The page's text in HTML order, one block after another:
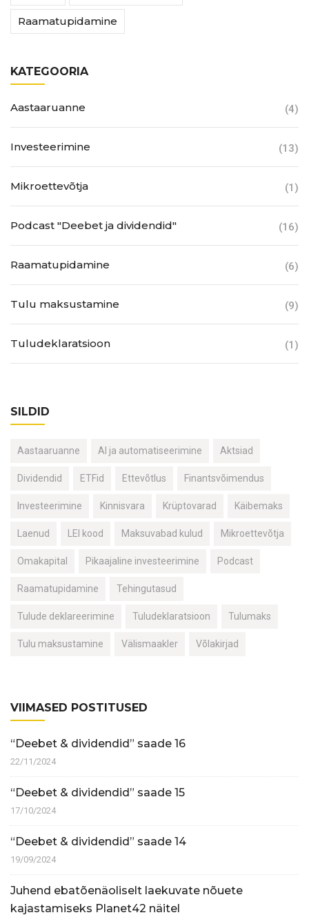
Raamatupidamine
KATEGOORIA
Aastaaruanne (4)
Investeerimine (13)
Mikroettevõtja (1)
Podcast "Deebet ja dividendid" (16)
Raamatupidamine (6)
Tulu maksustamine (9)
Tuludeklaratsioon (1)
SILDID
Aastaaruanne AI ja automatiseerimine Aktsiad
Dividendid ETFid Ettevõtlus Finantsvõimendus
Investeerimine Kinnisvara Krüptovarad Käibemaks
Laenud LEI kood Maksuvabad kulud Mikroettevõtja
Omakapital Pikaajaline investeerimine Podcast
Raamatupidamine Tehingutasud
Tulude deklareerimine Tuludeklaratsioon Tulumaks
Tulu maksustamine Välismaakler Võlakirjad
VIIMASED POSTITUSED
“Deebet & dividendid” saade 16
22/11/2024
“Deebet & dividendid” saade 15
17/10/2024
“Deebet & dividendid” saade 14
19/09/2024
Juhend ebatõenäoliselt laekuvate nõuete
kajastamiseks Planet42 näitel